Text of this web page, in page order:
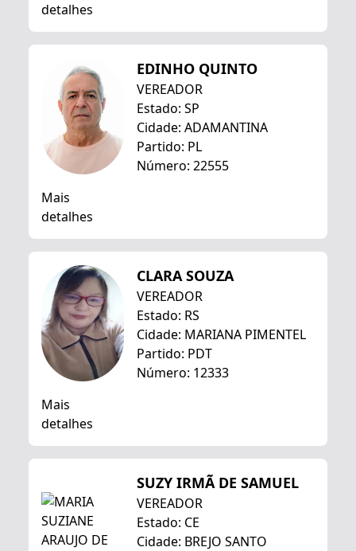
detalhes
EDINHO QUINTO
VEREADOR
Estado: SP
Cidade: ADAMANTINA
Partido: PL
Número: 22555
Mais
detalhes
CLARA SOUZA
VEREADOR
Estado: RS
Cidade: MARIANA PIMENTEL
Partido: PDT
Número: 12333
Mais
detalhes
SUZY IRMÃ DE SAMUEL
VEREADOR
Estado: CE
Cidade: BREJO SANTO